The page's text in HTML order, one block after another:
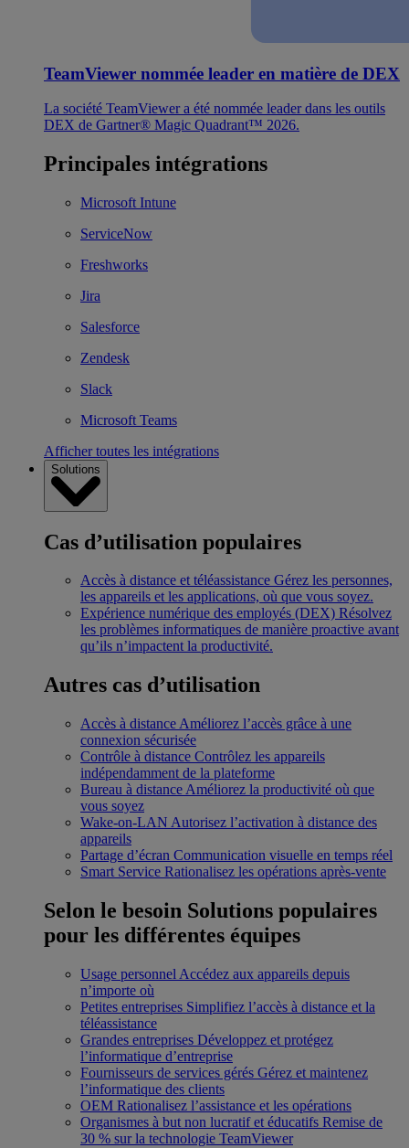
TeamViewer nommée leader en matière de DEX
La société TeamViewer a été nommée leader dans les outils
DEX de Gartner® Magic Quadrant™ 2026.
Principales intégrations
Microsoft Intune
ServiceNow
Freshworks
Jira
Salesforce
Zendesk
Slack
Microsoft Teams
Afficher toutes les intégrations
Solutions
Cas d’utilisation populaires
Accès à distance et téléassistance Gérez les personnes,
les appareils et les applications, où que vous soyez.
Expérience numérique des employés (DEX) Résolvez
les problèmes informatiques de manière proactive avant
qu’ils n’impactent la productivité.
Autres cas d’utilisation
Accès à distance Améliorez l’accès grâce à une
connexion sécurisée
Contrôle à distance Contrôlez les appareils
indépendamment de la plateforme
Bureau à distance Améliorez la productivité où que
vous soyez
Wake-on-LAN Autorisez l’activation à distance des
appareils
Partage d’écran Communication visuelle en temps réel
Smart Service Rationalisez les opérations après-vente
Selon le besoin Solutions populaires
pour les différentes équipes
Usage personnel Accédez aux appareils depuis
n’importe où
Petites entreprises Simplifiez l’accès à distance et la
téléassistance
Grandes entreprises Développez et protégez
l’informatique d’entreprise
Fournisseurs de services gérés Gérez et maintenez
l’informatique des clients
OEM Rationalisez l’assistance et les opérations
Organismes à but non lucratif et éducatifs Remise de
30 % sur la technologie TeamViewer